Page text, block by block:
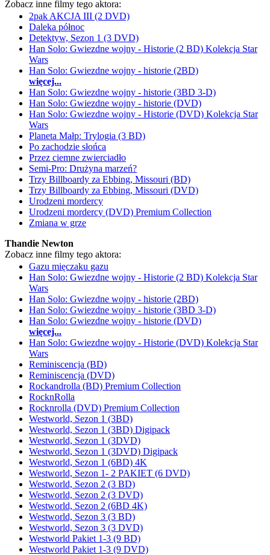
Zobacz inne filmy tego aktora:
2pak AKCJA III (2 DVD)
Daleka północ
Detektyw, Sezon 1 (3 DVD)
Han Solo: Gwiezdne wojny - Historie (2 BD) Kolekcja Star
Wars
Han Solo: Gwiezdne wojny - historie (2BD)
więcej...
Han Solo: Gwiezdne wojny - historie (3BD 3-D)
Han Solo: Gwiezdne wojny - historie (DVD)
Han Solo: Gwiezdne wojny - Historie (DVD) Kolekcja Star
Wars
Planeta Małp: Trylogia (3 BD)
Po zachodzie słońca
Przez ciemne zwierciadło
Semi-Pro: Drużyna marzeń?
Trzy Billboardy za Ebbing, Missouri (BD)
Trzy Billboardy za Ebbing, Missouri (DVD)
Urodzeni mordercy
Urodzeni mordercy (DVD) Premium Collection
Zmiana w grze
Thandie Newton
Zobacz inne filmy tego aktora:
Gazu mięczaku gazu
Han Solo: Gwiezdne wojny - Historie (2 BD) Kolekcja Star
Wars
Han Solo: Gwiezdne wojny - historie (2BD)
Han Solo: Gwiezdne wojny - historie (3BD 3-D)
Han Solo: Gwiezdne wojny - historie (DVD)
więcej...
Han Solo: Gwiezdne wojny - Historie (DVD) Kolekcja Star
Wars
Reminiscencja (BD)
Reminiscencja (DVD)
Rockandrolla (BD) Premium Collection
RocknRolla
Rocknrolla (DVD) Premium Collection
Westworld, Sezon 1 (3BD)
Westworld, Sezon 1 (3BD) Digipack
Westworld, Sezon 1 (3DVD)
Westworld, Sezon 1 (3DVD) Digipack
Westworld, Sezon 1 (6BD) 4K
Westworld, Sezon 1- 2 PAKIET (6 DVD)
Westworld, Sezon 2 (3 BD)
Westworld, Sezon 2 (3 DVD)
Westworld, Sezon 2 (6BD 4K)
Westworld, Sezon 3 (3 BD)
Westworld, Sezon 3 (3 DVD)
Westworld Pakiet 1-3 (9 BD)
Westworld Pakiet 1-3 (9 DVD)